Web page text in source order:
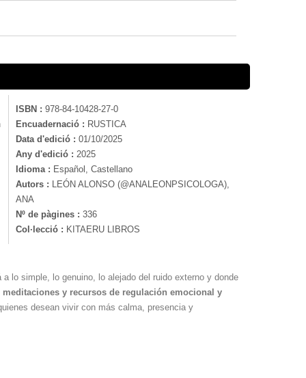
ISBN : 978-84-10428-27-0
Encuadernació : RUSTICA
Data d'edició : 01/10/2025
Any d'edició : 2025
Idioma : Español, Castellano
Autors : LEÓN ALONSO (@ANALEONPSICOLOGA),
ANA
Nº de pàgines : 336
Col·lecció : KITAERU LIBROS
a lo simple, lo genuino, lo alejado del ruido externo y donde
y recursos de regulación emocional y
desean vivir con más calma, presencia y